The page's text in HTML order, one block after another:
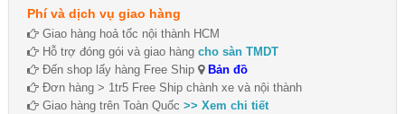
Phí và dịch vụ giao hàng
Giao hàng hoả tốc nội thành HCM
Hỗ trợ đóng gói và giao hàng cho sàn TMDT
Đến shop lấy hàng Free Ship
Bản đồ
Đơn hàng > 1tr5 Free Ship chành xe và nội thành
Giao hàng trên Toàn Quốc >> Xem chi tiết